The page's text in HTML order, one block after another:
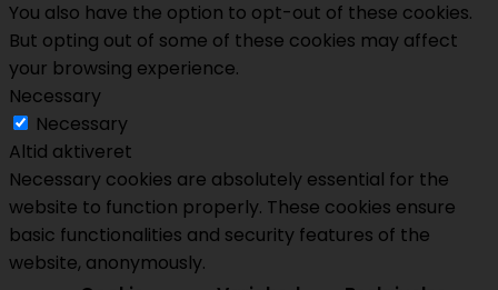
You also have the option to opt-out of these cookies.
But opting out of some of these cookies may affect
your browsing experience.
Necessary
Necessary
Altid aktiveret
Necessary cookies are absolutely essential for the
website to function properly. These cookies ensure
basic functionalities and security features of the
website, anonymously.